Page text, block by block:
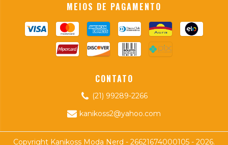
MEIOS DE PAGAMENTO
CONTATO
(21) 99289-2266
kanikoss2@yahoo.com
Copyright Kanikoss Moda Nerd - 26621674000105 - 2026.